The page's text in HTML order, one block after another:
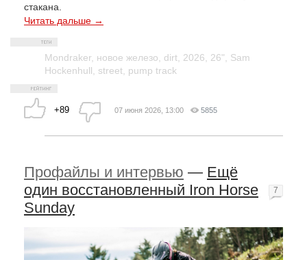
стакана.
Читать дальше →
Mondraker новое железо dirt 2026 26"
Sam
Hockenhull
street pump track
+89 07 июня 2026, 13:00 5855
Профайлы и интервью — Ещё
один восстановленный Iron Horse
Sunday
7